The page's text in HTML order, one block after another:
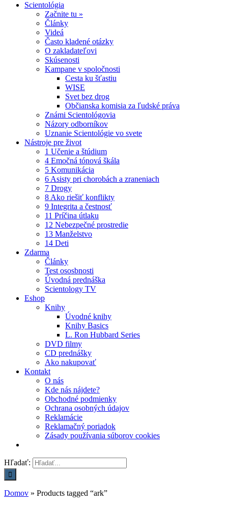
Scientológia
Začnite tu »
Články
Videá
Často kladené otázky
O zakladateľovi
Skúsenosti
Kampane v spoločnosti
Cesta ku šťastiu
WISE
Svet bez drog
Občianska komisia za ľudské práva
Známi Scientológovia
Názory odborníkov
Uznanie Scientológie vo svete
Nástroje pre život
1 Učenie a štúdium
4 Emočná tónová škála
5 Komunikácia
6 Asisty pri chorobách a zraneniach
7 Drogy
8 Ako riešiť konflikty
9 Integrita a čestnosť
11 Príčina útlaku
12 Nebezpečné prostredie
13 Manželstvo
14 Deti
Zdarma
Články
Test ososbnosti
Úvodná prednáška
Scientology TV
Eshop
Knihy
Úvodné knihy
Knihy Basics
L. Ron Hubbard Series
DVD filmy
CD prednášky
Ako nakupovať
Kontakt
O nás
Kde nás nájdete?
Obchodné podmienky
Ochrana osobných údajov
Reklamácie
Reklamačný poriadok
Zásady používania súborov cookies
Hľadať:
Domov » Products tagged “ark”